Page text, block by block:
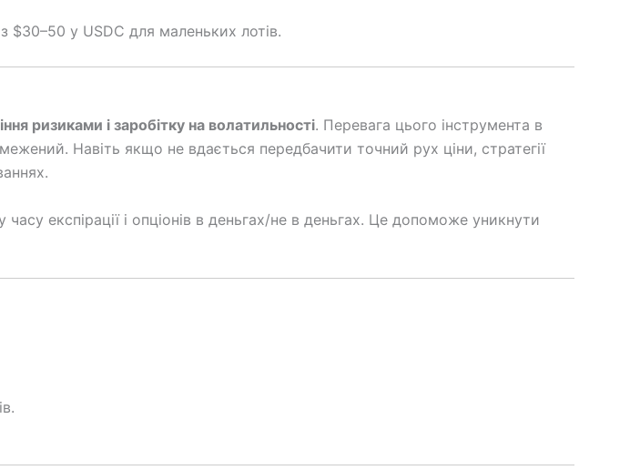
$30–50 у USDC для маленьких лотів.
ризиками і заробітку на волатильності. Перевага цього інструмента в
Навіть якщо не вдається передбачити точний рух ціни, стратегії
часу експірації і опціонів в деньгах/не в деньгах. Це допоможе уникнути